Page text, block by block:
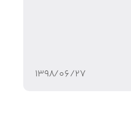
۱۳۹۸/۰۶/۲۷